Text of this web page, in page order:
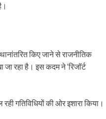
किए जाने से राजनीतिक
रहा है। इस कदम ने ‘रिजॉर्ट
गतिविधियों की ओर इशारा किया।